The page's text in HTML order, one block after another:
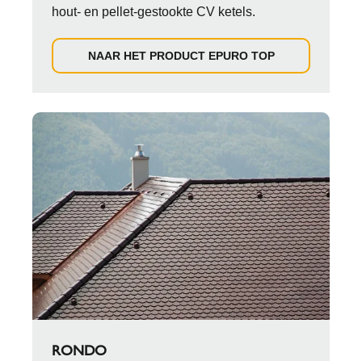
hout- en pellet-gestookte CV ketels.
NAAR HET PRODUCT EPURO TOP
RONDO